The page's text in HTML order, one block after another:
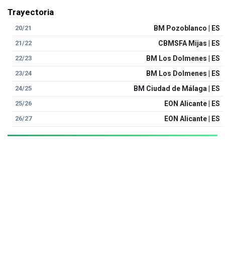
Trayectoria
20/21 BM Pozoblanco | ES
21/22 CBMSFA Mijas | ES
22/23 BM Los Dolmenes | ES
23/24 BM Los Dolmenes | ES
24/25 BM Ciudad de Málaga | ES
25/26 EON Alicante | ES
26/27 EON Alicante | ES